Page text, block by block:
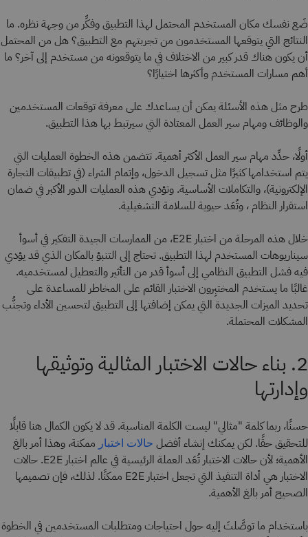
ضَع نفسك مكان المستخدم المحتمل لهذا التطبيق وفكِّر من وجهة نظره. ما
النتائج التي يتوقعها المستخدمون من تجربتهم مع التطبيق؟ هل من المحتمل
أن يكون هناك قدر كبير من الاختلاف في ما يتوقعونه من مستخدم إلى آخر؟ ما
أهم مسارات المستخدم وأكثرها اختيارًا؟
طرح مثل هذه الأسئلة يمكن أن يساعدك على معرفة توقعات المستخدمين
والوظائف ومهام سير العمل المعتادة التي سيرتبط بها هذا التطبيق.
أولًا، حدِّد مهام سير العمل الأكثر أهمية. تتضمن هذه الخطوة العمليات التي
يتم استخدامها كثيرًا مثل تسجيل الدخول، وإتمام الشراء (في تطبيقات التجارة
الإلكترونية)، والتكاملات الأساسية. وتؤدي هذه العمليات الدور الأكبر في ضمان
استقرار النظام ، وتُعَد حيوية للسلامة التشغيلية.
خلال هذه المرحلة من اختبار E2E، من الممارسات الجيدة التفكير في أسوأ
سيناريوهات المستخدم لهذا التطبيق. تحتاج إلى التنبؤ بالمكان الذي قد يؤدي
فيه فشل التطبيق النظامي إلى أسوأ قدر من التأثير والتعطيل لمستخدميه.
غالبًا ما يستخدم المختبِرون الاختبار القائم على المخاطر للمساعدة على
تحديد الميزات الجديدة التي يمكن إضافتها إلى التطبيق لتحسين الأداء وتجنُّب
المشكلات المحتملة.
2. بناء حالات الاختبار المثالية وتوثيقها
وإدارتها
حسنًا، ربما كلمة "مثالي" ليست الكلمة المناسبة. قد لا يكون الكمال هنا قابلًا
للتحقيق حقًا. لكن يمكنك إنشاء أفضل حالات اختبار ممكنة، وهذا أمر بالغ
الأهمية؛ لأن حالات الاختبار تُعَد العملة الرئيسية في عالم اختبار E2E. حالات
الاختبار هي أداة التنفيذ التي تجعل اختبار E2E ممكنًا. لذلك، فإن تصميمها
الصحيح أمر بالغ الأهمية.
باستخدام ما توصَّلتَ إليه حول احتياجات ومتطلبات المستخدمين في الخطوة